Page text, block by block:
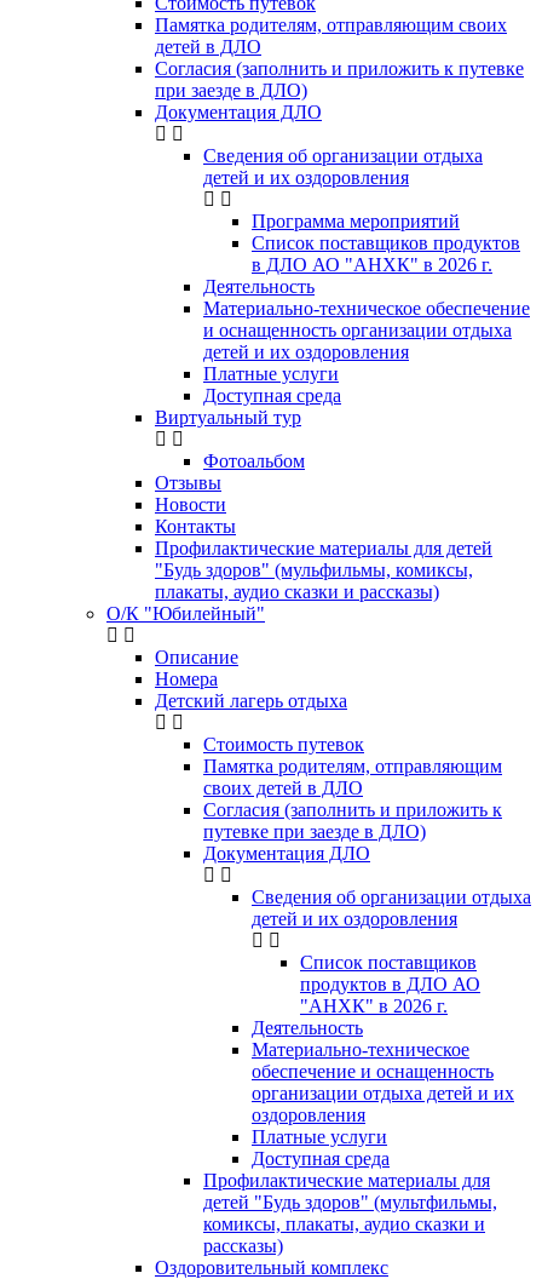
Памятка родителям, отправляющим своих
детей в ДЛО
Согласия (заполнить и приложить к путевке
при заезде в ДЛО)
Документация ДЛО
Сведения об организации отдыха
детей и их оздоровления
Программа мероприятий
Список поставщиков продуктов
в ДЛО АО "АНХК" в 2026 г.
Деятельность
Материально-техническое обеспечение
и оснащенность организации отдыха
детей и их оздоровления
Платные услуги
Доступная среда
Виртуальный тур
Фотоальбом
Отзывы
Новости
Контакты
Профилактические материалы для детей
"Будь здоров" (мульфильмы, комиксы,
плакаты, аудио сказки и рассказы)
О/К "Юбилейный"
Описание
Номера
Детский лагерь отдыха
Стоимость путевок
Памятка родителям, отправляющим
своих детей в ДЛО
Согласия (заполнить и приложить к
путевке при заезде в ДЛО)
Документация ДЛО
Сведения об организации отдыха
детей и их оздоровления
Список поставщиков
продуктов в ДЛО АО
"АНХК" в 2026 г.
Деятельность
Материально-техническое
обеспечение и оснащенность
организации отдыха детей и их
оздоровления
Платные услуги
Доступная среда
Профилактические материалы для
детей "Будь здоров" (мультфильмы,
комиксы, плакаты, аудио сказки и
рассказы)
Оздоровительный комплекс